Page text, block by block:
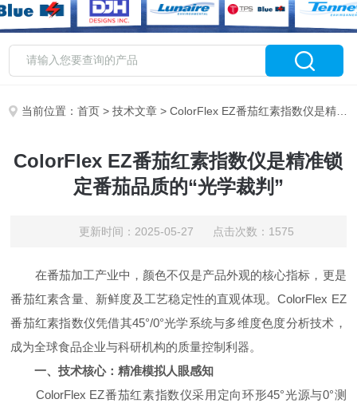
当前位置：首页 >技术文章 > ColorFlex EZ番茄红素指数仪是精准锁定番茄品质的“光学裁判”
ColorFlex EZ番茄红素指数仪是精准锁
定番茄品质的“光学裁判”
更新时间：2025-05-27 点击次数：1575
在番茄加工产业中，颜色不仅是产品外观的核心指标，更是
番茄红素含量、新鲜度及工艺稳定性的直观体现。ColorFlex EZ
番茄红素指数仪凭借其45°/0°光学系统与多维度色度分析技术，
成为全球食品企业与科研机构的质量控制利器。
一、技术核心：精准模拟人眼感知
ColorFlex EZ番茄红素指数仪采用定向环形45°光源与0°测